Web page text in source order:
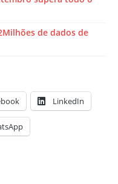
de dados de
LinkedIn